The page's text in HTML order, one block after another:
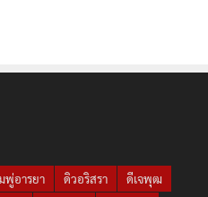
พู่อารยา ดิวอริสรา
ดีเจพุฒ